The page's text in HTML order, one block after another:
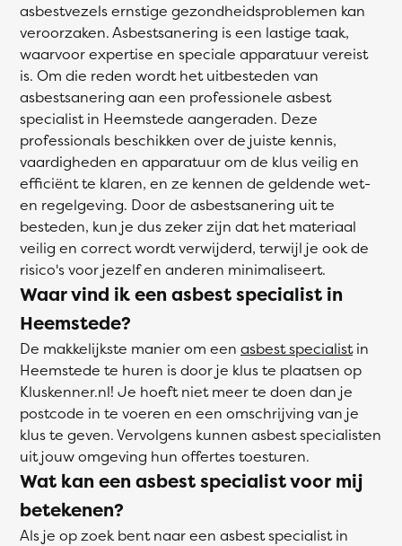
asbestvezels ernstige gezondheidsproblemen kan
veroorzaken. Asbestsanering is een lastige taak,
waarvoor expertise en speciale apparatuur vereist
is. Om die reden wordt het uitbesteden van
asbestsanering aan een professionele asbest
specialist in Heemstede aangeraden. Deze
professionals beschikken over de juiste kennis,
vaardigheden en apparatuur om de klus veilig en
efficiënt te klaren, en ze kennen de geldende wet-
en regelgeving. Door de asbestsanering uit te
besteden, kun je dus zeker zijn dat het materiaal
veilig en correct wordt verwijderd, terwijl je ook de
risico's voor jezelf en anderen minimaliseert.
Waar vind ik een asbest specialist in
Heemstede?
De makkelijkste manier om een asbest specialistin
Heemstede te huren is door je klus te plaatsen op
Kluskenner.nl! Je hoeft niet meer te doen dan je
postcode in te voeren en een omschrijving van je
klus te geven. Vervolgens kunnen asbest specialisten
uit jouw omgeving hun offertes toesturen.
Wat kan een asbest specialist voor mij
betekenen?
Als je op zoek bent naar een asbest specialist in